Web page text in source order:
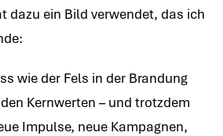
dazu ein Bild verwendet, das ich
wie der Fels in der Brandung
Kernwerten – und trotzdem
Impulse, neue Kampagnen,